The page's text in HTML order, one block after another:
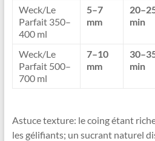
Weck/Le
Parfait 350–
400 ml
5–7
mm
min
Weck/Le
Parfait 500–
700 ml
7–10
mm
min
Astuce texture: le coing étant
les gélifiants; un sucrant naturel